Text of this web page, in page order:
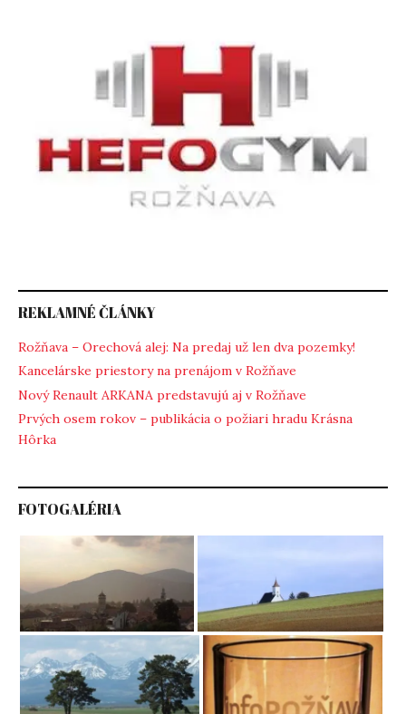
REKLAMNÉ ČLÁNKY
Rožňava – Orechová alej: Na predaj už len dva pozemky!
Kancelárske priestory na prenájom v Rožňave
Nový Renault ARKANA predstavujú aj v Rožňave
Prvých osem rokov – publikácia o požiari hradu Krásna
Hôrka
FOTOGALÉRIA